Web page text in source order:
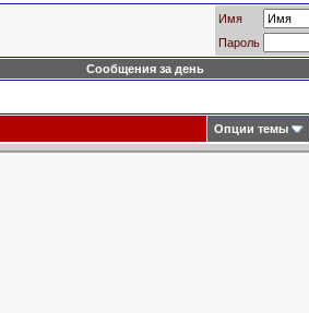
Имя
Пароль
Сообщения за день
Опции темы